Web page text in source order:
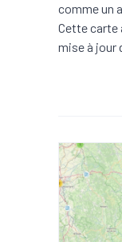
comme un
Cette carte
mise à jour